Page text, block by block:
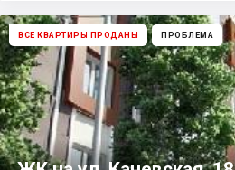
ВСЕ КВАРТИРЫ ПРОДАНЫ ПРОБЛЕМА